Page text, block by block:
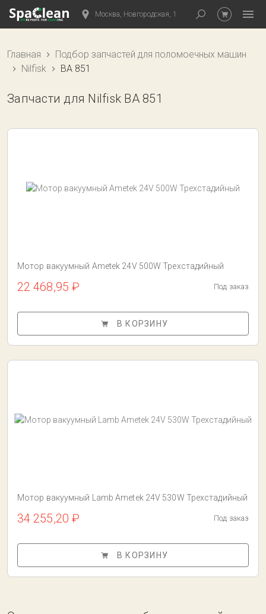
Москва, Новгородская, 1
Главная
Подбор запчастей для поломоечных машин
Nilfisk
BA 851
Запчасти для Nilfisk BA 851
Мотор вакуумный Ametek 24V 500W Трехстадийный
22 468,95 ₽ Под заказ
В КОРЗИНУ
Мотор вакуумный Lamb Ametek 24V 530W Трехстадийный
34 255,20 ₽ Под заказ
В КОРЗИНУ